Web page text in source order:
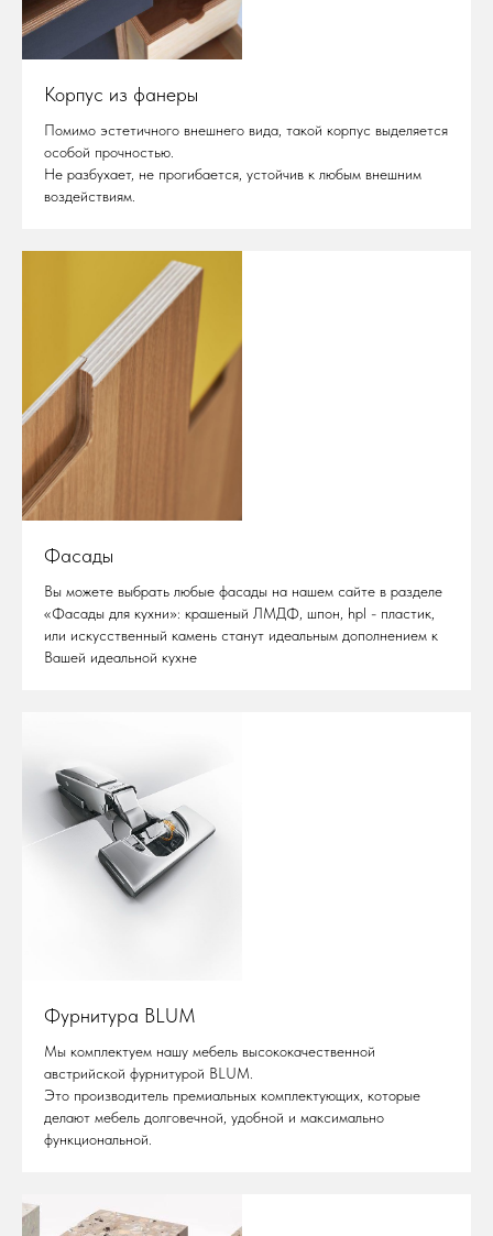
Корпус из фанеры
Помимо эстетичного внешнего вида, такой корпус выделяется
особой прочностью.
Не разбухает, не прогибается, устойчив к любым внешним
воздействиям.
Фасады
Вы можете выбрать любые фасады на нашем сайте в разделе
«Фасады для кухни»‬‬‬: крашеный ЛМДФ, шпон, hpl - пластик,
или искусственный камень станут идеальным дополнением к
Вашей идеальной кухне
Фурнитура BLUM
Мы комплектуем нашу мебель высококачественной
австрийской фурнитурой BLUM.
Это производитель премиальных комплектующих, которые
делают мебель долговечной, удобной и максимально
функциональной.